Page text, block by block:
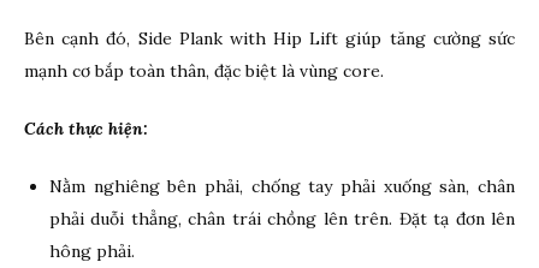
Bên cạnh đó, Side Plank with Hip Lift giúp tăng cường sức
mạnh cơ bắp toàn thân, đặc biệt là vùng core.
Cách thực hiện:
Nằm nghiêng bên phải, chống tay phải xuống sàn, chân
phải duỗi thẳng, chân trái chồng lên trên. Đặt tạ đơn lên
hông phải.